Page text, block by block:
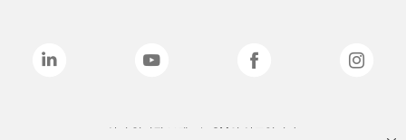
상기 열거된 브랜드는 3M의 상표입니다.